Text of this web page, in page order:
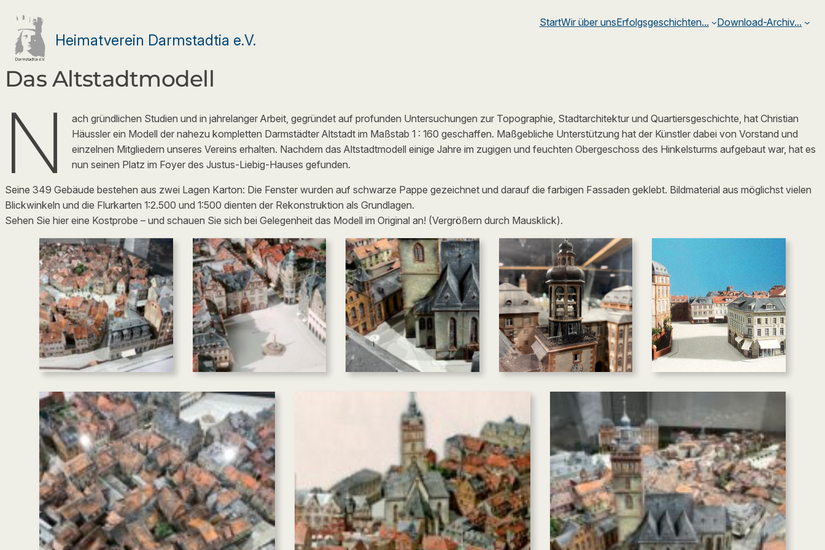
Zum
Inhalt
springen
Heimatverein Darmstadtia e.V.
StartWir über unsErfolgsgeschichten… Download-Archiv…
Das Altstadtmodell
N
ach gründlichen Studien und in jahrelanger Arbeit, gegründet auf profunden Untersuchungen zur Topographie, Stadtarchitektur und Quartiersgeschichte, hat Christian
Häussler ein Modell der nahezu kompletten Darmstädter Altstadt im Maßstab 1 : 160 geschaffen. Maßgebliche Unterstützung hat der Künstler dabei von Vorstand und
einzelnen Mitgliedern unseres Vereins erhalten. Nachdem das Altstadtmodell einige Jahre im zugigen und feuchten Obergeschoss des Hinkelsturms aufgebaut war, hat es
nun seinen Platz im Foyer des Justus-Liebig-Hauses gefunden.
Seine 349 Gebäude bestehen aus zwei Lagen Karton: Die Fenster wurden auf schwarze Pappe gezeichnet und darauf die farbigen Fassaden geklebt. Bildmaterial aus möglichst vielen
Blickwinkeln und die Flurkarten 1:2.500 und 1:500 dienten der Rekonstruktion als Grundlagen.
Sehen Sie hier eine Kostprobe – und schauen Sie sich bei Gelegenheit das Modell im Original an! (Vergrößern durch Mausklick).